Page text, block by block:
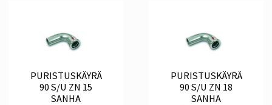
PURISTUSKÄYRÄ
90 S/U ZN 15
SANHA
PURISTUSKÄYRÄ
90 S/U ZN 18
SANHA